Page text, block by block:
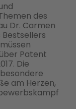
des
Dr. Carmen
Patent
Die
am Herzen,